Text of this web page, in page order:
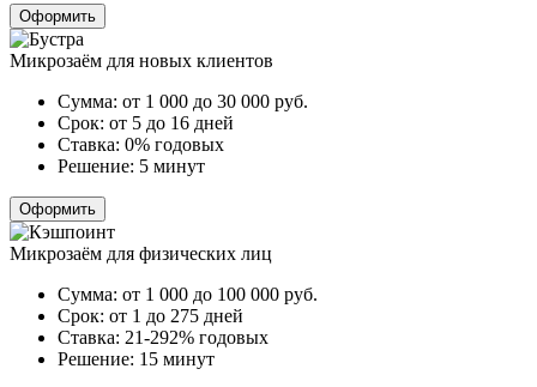
Оформить
Микрозаём для новых клиентов
Сумма: от 1 000 до 30 000 руб.
Срок: от 5 до 16 дней
Ставка: 0% годовых
Решение: 5 минут
Оформить
Микрозаём для физических лиц
Сумма: от 1 000 до 100 000 руб.
Срок: от 1 до 275 дней
Ставка: 21-292% годовых
Решение: 15 минут